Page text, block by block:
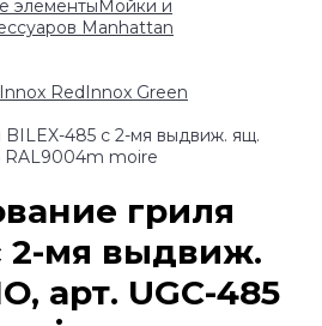
элементыМойки и
Manhattan
Innox RedInnox Green
485 с 2-мя выдвиж. ящ.
RAL9004m moire
гриля
2-мя выдвиж.
арт. UGC-485